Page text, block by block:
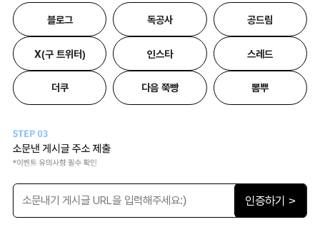
블로그 독공사 공드림
X(구 트위터) 인스타 스레드
더쿠 다음 쭉빵 뽐뿌
인증하기 >